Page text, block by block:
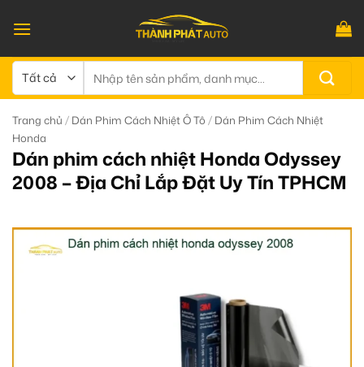
qua
dung
kiếm:
Trang chủ / Dán Phim Cách Nhiệt Ô Tô / Dán Phim Cách Nhiệt
Honda
Dán phim cách nhiệt Honda Odyssey
2008 – Địa Chỉ Lắp Đặt Uy Tín TPHCM